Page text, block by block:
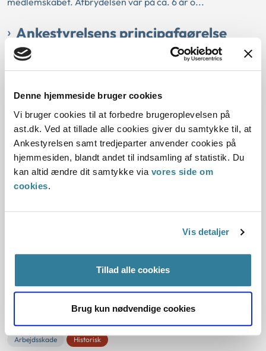
Denne hjemmeside bruger cookies
Vi bruger cookies til at forbedre brugeroplevelsen på
ast.dk. Ved at tillade alle cookies giver du samtykke til, at
Ankestyrelsen samt tredjeparter anvender cookies på
hjemmesiden, blandt andet til indsamling af statistik. Du
kan altid ændre dit samtykke via vores side om
cookies.
Vis detaljer
Tillad alle cookies
Brug kun nødvendige cookies
Ankestyrelsens principafgørelse
222-10
Lov om arbejdsløshedsforsikring
Selvstændig virksomhed
Sanktioner
Efterløn Arbejdsløshedsforsikring
Svig
Historisk
Arbejdsskade
Resume:
Et medlem af en a-kasse havde handlet svigagtigt ved ikke
at oplyse a-kassen om sit arbejde og sine indtægter ved
AnkestyrelsensBeskæ...
Ankestyrelsens principafgørelse 217-
10
01-01-2010
Lov om arbejdsløshedsforsikring
Selvstændig virksomhed
Arbejdsskade
Historisk